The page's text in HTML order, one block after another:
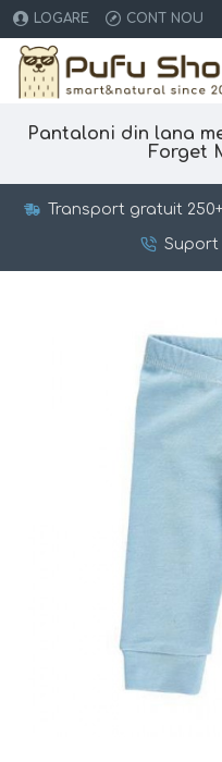
LOGARE CONT NOU
Pantaloni din lana
Forget
Transport gratuit
Suport